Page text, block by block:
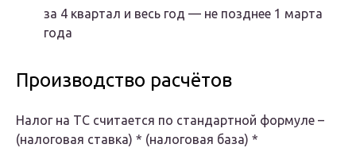
за 4 квартал и весь год — не позднее 1 марта
года
Производство расчётов
Налог на ТС считается по стандартной формуле –
(налоговая ставка) * (налоговая база) *